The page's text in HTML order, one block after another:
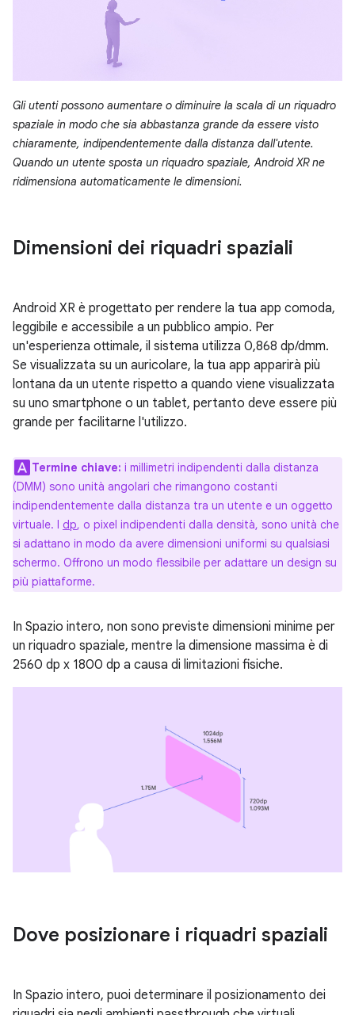
Gli utenti possono aumentare o diminuire la scala di un riquadro
spaziale in modo che sia abbastanza grande da essere visto
chiaramente, indipendentemente dalla distanza dall'utente.
Quando un utente sposta un riquadro spaziale, Android XR ne
ridimensiona automaticamente le dimensioni.
Dimensioni dei riquadri spaziali
Android XR è progettato per rendere la tua app comoda,
leggibile e accessibile a un pubblico ampio. Per
un'esperienza ottimale, il sistema utilizza 0,868 dp/dmm.
Se visualizzata su un auricolare, la tua app apparirà più
lontana da un utente rispetto a quando viene visualizzata
su uno smartphone o un tablet, pertanto deve essere più
grande per facilitarne l'utilizzo.
Termine chiave: i millimetri indipendenti dalla distanza
(DMM) sono unità angolari che rimangono costanti
indipendentemente dalla distanza tra un utente e un oggetto
virtuale. I dp, o pixel indipendenti dalla densità, sono unità che
si adattano in modo da avere dimensioni uniformi su qualsiasi
schermo. Offrono un modo flessibile per adattare un design su
più piattaforme.
In Spazio intero, non sono previste dimensioni minime per
un riquadro spaziale, mentre la dimensione massima è di
2560 dp x 1800 dp a causa di limitazioni fisiche.
Dove posizionare i riquadri spaziali
In Spazio intero, puoi determinare il posizionamento dei